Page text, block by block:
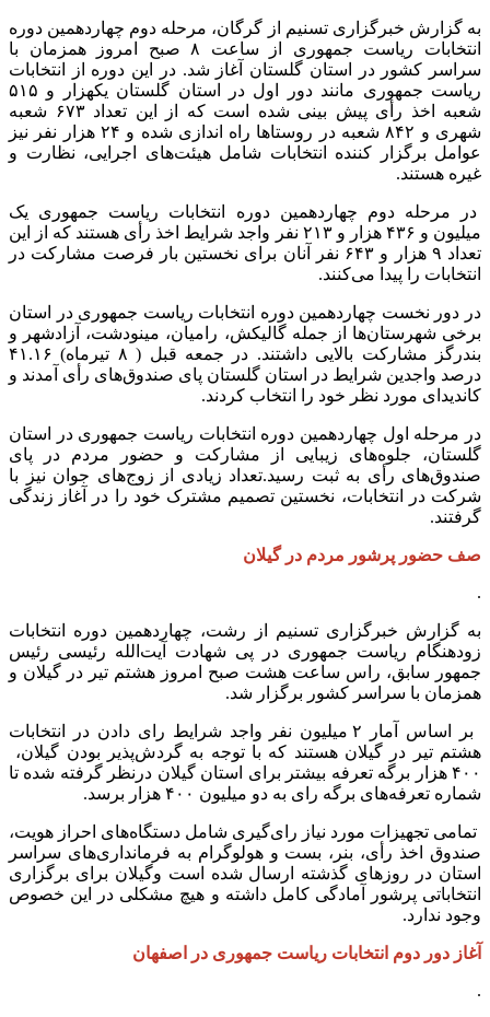
به گزارش خبرگزاری تسنیم از گرگان، مرحله دوم چهاردهمین دوره
انتخابات ریاست جمهوری از ساعت ۸ صبح امروز همزمان با
سراسر کشور در استان گلستان آغاز شد. در این دوره از انتخابات
ریاست جمهوری مانند دور اول در استان گلستان یکهزار و ۵۱۵
شعبه اخذ رأی پیش بینی شده است که از این تعداد ۶۷۳ شعبه
شهری و ۸۴۲ شعبه در روستاها راه اندازی شده و ۲۴ هزار نفر نیز
عوامل برگزار کننده انتخابات شامل هیئت‌های اجرایی، نظارت و
غیره هستند.
در مرحله دوم چهاردهمین دوره انتخابات ریاست جمهوری یک
میلیون و ۴۳۶ هزار و ۲۱۳ نفر واجد شرایط اخذ رأی هستند که از این
تعداد ۹ هزار و ۶۴۳ نفر آنان برای نخستین بار فرصت مشارکت در
انتخابات را پیدا می‌کنند.
در دور نخست چهاردهمین دوره انتخابات ریاست جمهوری در استان
برخی شهرستان‌ها از جمله گالیکش، رامیان، مینودشت، آزادشهر و
بندرگز مشارکت بالایی داشتند. در جمعه قبل ( ۸ تیرماه) ۴۱.۱۶
درصد واجدین شرایط در استان گلستان پای صندوق‌های رأی آمدند و
کاندیدای مورد نظر خود را انتخاب کردند.
در مرحله اول چهاردهمین دوره انتخابات ریاست جمهوری در استان
گلستان، جلوه‌های زیبایی از مشارکت و حضور مردم در پای
صندوق‌های رأی به ثبت رسید.تعداد زیادی از زوج‌های جوان نیز با
شرکت در انتخابات، نخستین تصمیم مشترک خود را در آغاز زندگی
گرفتند.
صف حضور پرشور مردم در گیلان
.
به گزارش خبرگزاری تسنیم از رشت، چهاردهمین دوره انتخابات
زودهنگام ریاست جمهوری در پی شهادت آیت‌الله رئیسی رئیس
جمهور سابق، راس ساعت هشت صبح امروز هشتم تیر در گیلان و
همزمان با سراسر کشور برگزار شد.
بر اساس آمار ۲ میلیون نفر واجد شرایط رای دادن در انتخابات
هشتم تیر در گیلان هستند که با توجه به گردش‌پذیر بودن گیلان،
۴۰۰ هزار برگه تعرفه بیشتر برای استان گیلان درنظر گرفته شده تا
شماره تعرفه‌های برگه رای به دو میلیون ۴۰۰ هزار برسد.
تمامی تجهیزات مورد نیاز رای‌گیری شامل دستگاه‌های احراز هویت،
صندوق اخذ رأی، بنر، بست و هولوگرام به فرمانداری‌های سراسر
استان در روزهای گذشته ارسال شده است وگیلان برای برگزاری
انتخاباتی پرشور آمادگی کامل داشته و هیچ مشکلی در این خصوص
وجود ندارد.
آغاز دور دوم انتخابات ریاست جمهوری در اصفهان
.